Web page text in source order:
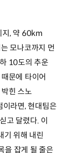
지, 약 60km
모나코까지 먼
10도의 추운
문에 타이어
힌 스노
라면, 현대팀은
고 달렸다. 이
기 위해 내린
을 잡게 될 줄은